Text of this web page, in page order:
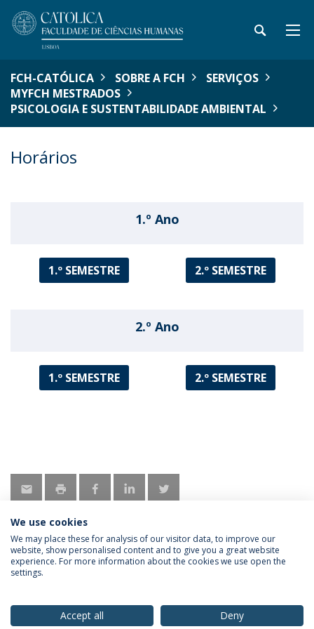
FCH-CATÓLICA SOBRE A FCH
SERVIÇOS
MYFCH MESTRADOS
PSICOLOGIA E SUSTENTABILIDADE AMBIENTAL
Horários
1.º Ano
1.º SEMESTRE 2.º SEMESTRE
2.º Ano
1.º SEMESTRE 2.º SEMESTRE
Política de Privacidade
Termos & Condições
We use cookies
We may place these for analysis of our visitor data, to improve our
website, show personalised content and to give you a great website
experience. For more information about the cookies we use open the
settings.
Accept all Deny